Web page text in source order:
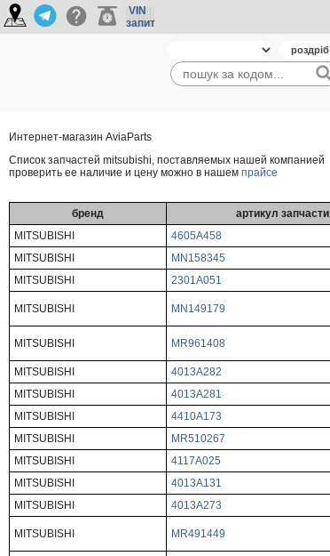
VIN
запит
Интернет-магазин AviaParts
Cписок запчастей mitsubishi, поставляемых нашей компанией
проверить ее наличие и цену можно в нашем прайсе
бренд артикул запчасти
MITSUBISHI
4605A458
MITSUBISHI
MN158345
MITSUBISHI
2301A051
MITSUBISHI MN149179
MITSUBISHI MR961408
MITSUBISHI
4013A282
MITSUBISHI
4013A281
MITSUBISHI
4410A173
MITSUBISHI
MR510267
MITSUBISHI
4117A025
MITSUBISHI
4013A131
MITSUBISHI
4013A273
MITSUBISHI MR491449